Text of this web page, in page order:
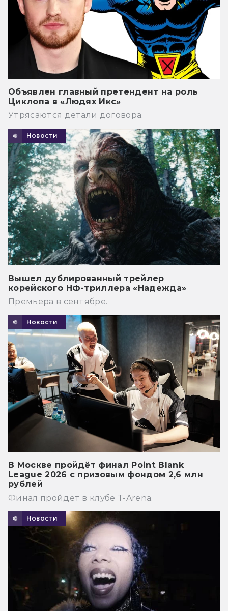
Объявлен главный претендент на роль
Циклопа в «Людях Икс»
Утрясаются детали договора.
Новости
Вышел дублированный трейлер
корейского НФ-триллера «Надежда»
Премьера в сентябре.
Новости
В Москве пройдёт финал Point Blank
League 2026 с призовым фондом 2,6 млн
рублей
Финал пройдёт в клубе T-Arena.
Новости